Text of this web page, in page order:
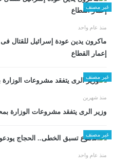
غير مصنف
منذ عام واحد
ماكرون يدين عودة إسرائيل للقتال
إعمار القطاع
غير مصنف
منذ شهرين
وزير الرى يتفقد مشروعات الوزارة
غير مصنف
منذ عام واحد